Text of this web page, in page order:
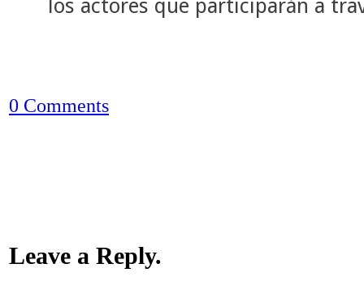
los actores que participarán a
0 Comments
Leave a Reply.